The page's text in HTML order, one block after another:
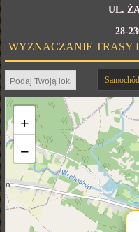
UL.
28-
WYZNACZANIE TRASY
Samochód
+
−